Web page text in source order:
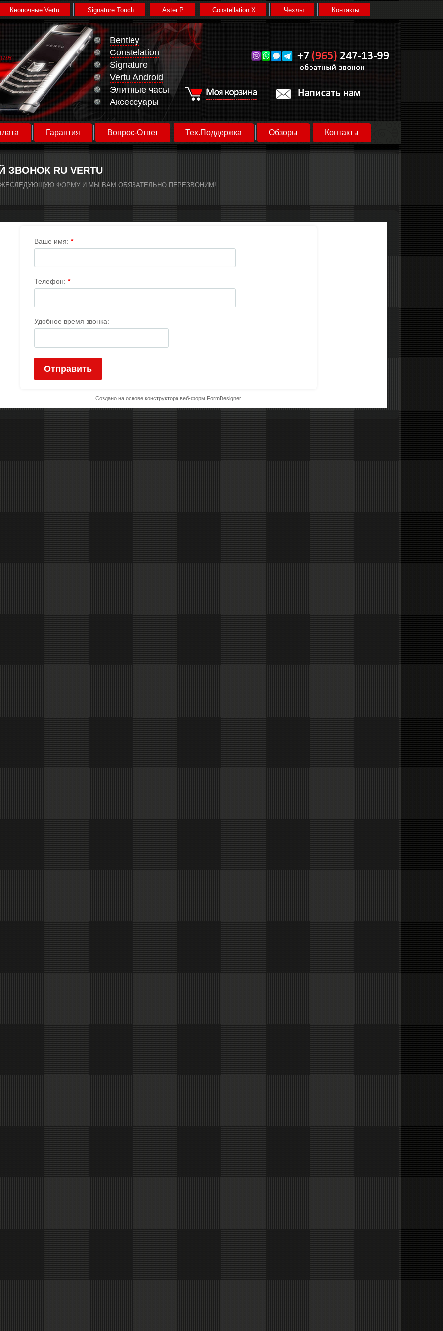
Кнопочные Vertu Signature Touch Aster P Constellation X Чехлы Контакты
Bentley
Constelation
Signature
Vertu Android
Элитные часы
Аксессуары
Гарантия Вопрос-Ответ Тех.Поддержка Обзоры Контакты
ЗВОНОК RU VERTU
ФОРМУ И МЫ ВАМ ОБЯЗАТЕЛЬНО ПЕРЕЗВОНИМ!